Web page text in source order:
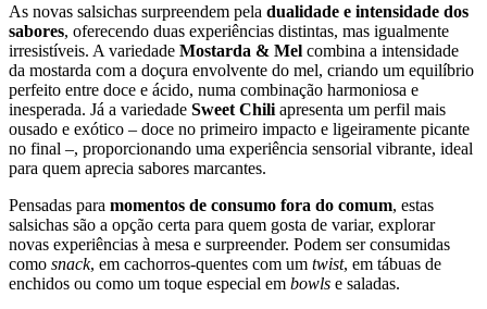
As novas salsichas surpreendem pela dualidade e intensidade dos
sabores, oferecendo duas experiências distintas, mas igualmente
irresistíveis. A variedade Mostarda & Mel combina a intensidade
da mostarda com a doçura envolvente do mel, criando um equilíbrio
perfeito entre doce e ácido, numa combinação harmoniosa e
inesperada. Já a variedade Sweet Chili apresenta um perfil mais
ousado e exótico – doce no primeiro impacto e ligeiramente picante
no final –, proporcionando uma experiência sensorial vibrante, ideal
para quem aprecia sabores marcantes.
Pensadas para momentos de consumo fora do comum, estas
salsichas são a opção certa para quem gosta de variar, explorar
novas experiências à mesa e surpreender. Podem ser consumidas
como snack, em cachorros-quentes com um twist, em tábuas de
enchidos ou como um toque especial em bowls e saladas.